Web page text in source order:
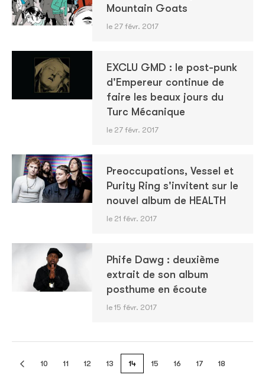
Mountain Goats
le 27 févr. 2017
EXCLU GMD : le post-punk
d'Empereur continue de
faire les beaux jours du
Turc Mécanique
le 27 févr. 2017
Preoccupations, Vessel et
Purity Ring s'invitent sur le
nouvel album de HEALTH
le 21 févr. 2017
Phife Dawg : deuxième
extrait de son album
posthume en écoute
le 15 févr. 2017
10 11 12 13 14 15 16 17 18